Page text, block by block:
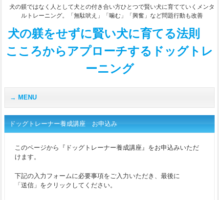
犬の躾ではなく人として犬との付き合い方ひとつで賢い犬に育てていくメンタ
ルトレーニング。「無駄吠え」「噛む」「興奮」など問題行動も改善
犬の躾をせずに賢い犬に育てる法則
こころからアプローチするドッグトレ
ーニング
MENU
ドッグトレーナー養成講座 お申込み
このページから『ドッグトレーナー養成講座』をお申込みいただ
けます。
下記の入力フォームに必要事項をご入力いただき、最後に
「送信」をクリックしてください。